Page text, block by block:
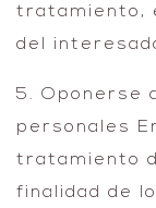
tratamiento,
del
5. Oponerse
personales
tratamiento
finalidad de